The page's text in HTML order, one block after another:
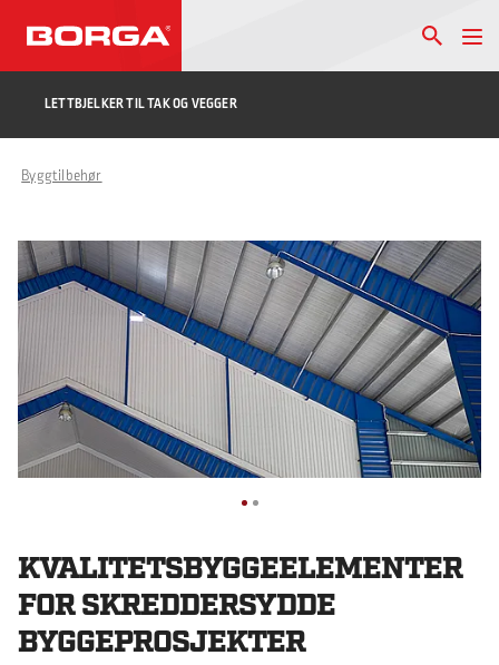
LETTBJELKER TIL TAK OG VEGGER
Byggtilbehør
KVALITETSBYGGEELEMENTER
FOR SKREDDERSYDDE
BYGGEPROSJEKTER